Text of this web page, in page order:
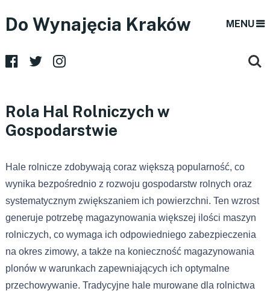
Do Wynajęcia Kraków MENU
Rola Hal Rolniczych w
Gospodarstwie
Hale rolnicze zdobywają coraz większą popularność, co
wynika bezpośrednio z rozwoju gospodarstw rolnych oraz
systematycznym zwiększaniem ich powierzchni. Ten wzrost
generuje potrzebę magazynowania większej ilości maszyn
rolniczych, co wymaga ich odpowiedniego zabezpieczenia
na okres zimowy, a także na konieczność magazynowania
plonów w warunkach zapewniających ich optymalne
przechowywanie. Tradycyjne hale murowane dla rolnictwa